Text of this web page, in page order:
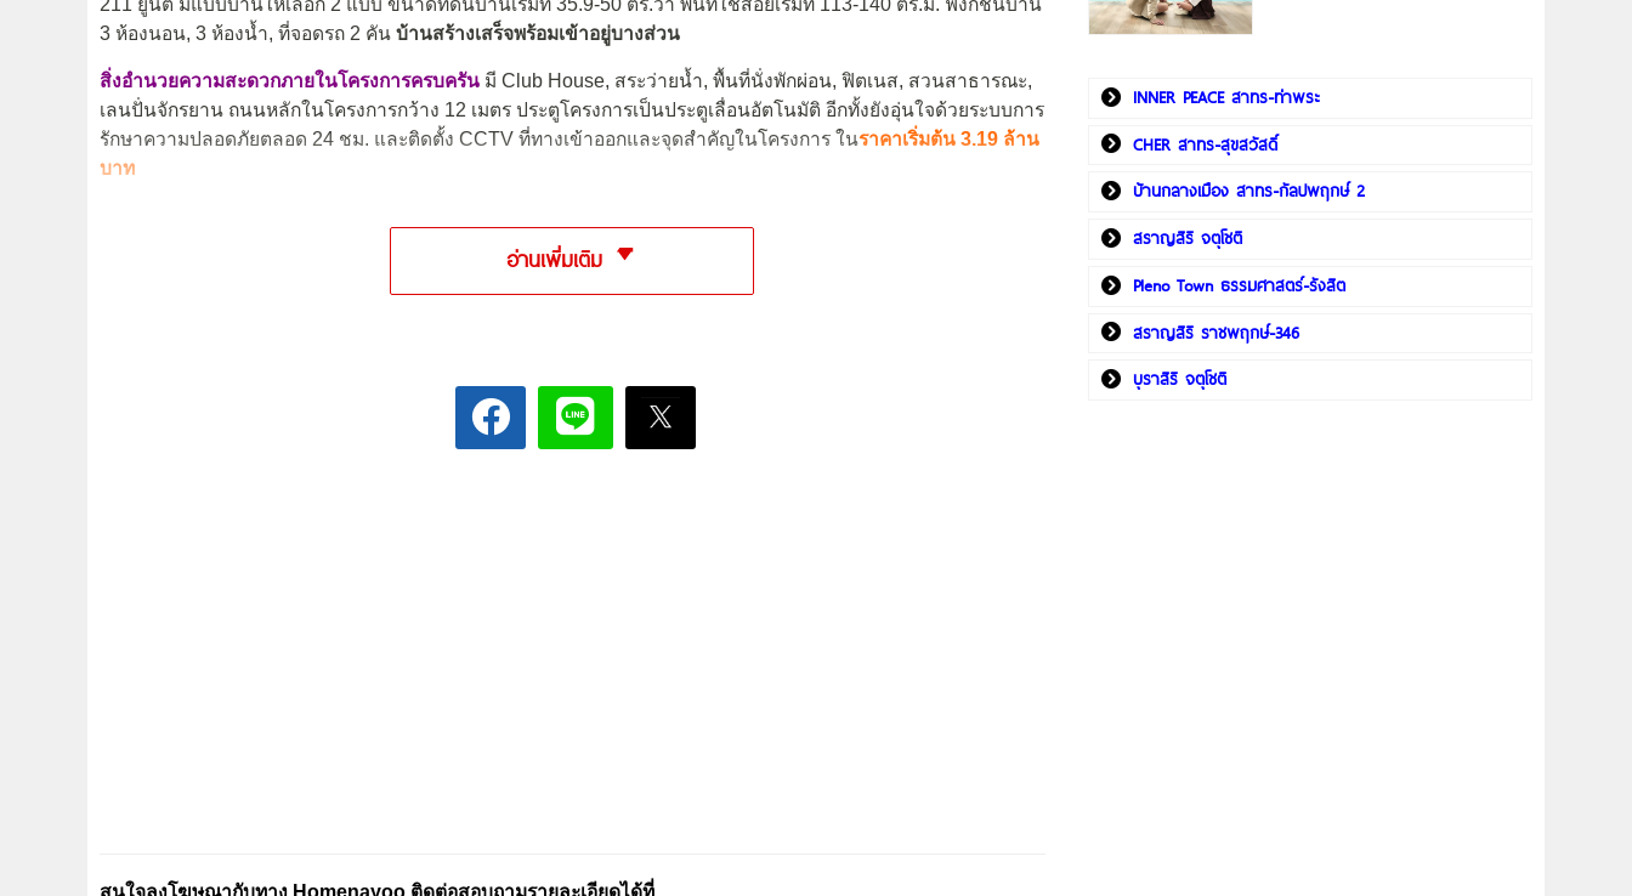
3 ห้องนอน, 3 ห้องน้ำ, ที่จอดรถ 2 คัน บ้านสร้างเสร็จพร้อมเข้าอยู่บางส่วน
สิ่งอำนวยความสะดวกภายในโครงการครบครัน มี Club House, สระว่ายน้ำ, พื้นที่นั่งพักผ่อน, ฟิตเนส, สวนสาธารณะ,
เลนปั่นจักรยาน ถนนหลักในโครงการกว้าง 12 เมตร ประตูโครงการเป็นประตูเลื่อนอัตโนมัติ อีกทั้งยังอุ่นใจด้วยระบบการ
รักษาความปลอดภัยตลอด 24 ชม. และติดตั้ง CCTV ที่ทางเข้าออกและจุดสำคัญในโครงการ ในราคาเริ่มต้น 3.19 ล้าน
บาท
อ่านเพิ่มเติม
INNER PEACE สาทร-ท่าพระ
CHER สาทร-สุขสวัสดิ์
บ้านกลางเมือง สาทร-กัลปพฤกษ์ 2
สราญสิริ จตุโชติ
Pleno Town ธรรมศาสตร์-รังสิต
สราญสิริ ราชพฤกษ์-346
บุราสิริ จตุโชติ